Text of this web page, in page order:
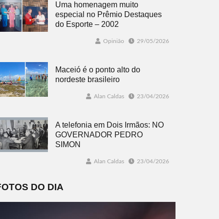
Uma homenagem muito
especial no Prêmio Destaques
do Esporte – 2002
Opinião 29/05/2026
Maceió é o ponto alto do
nordeste brasileiro
Alan Caldas 23/04/2026
A telefonia em Dois Irmãos: NO
GOVERNADOR PEDRO
SIMON
Alan Caldas 23/04/2026
DO DIA